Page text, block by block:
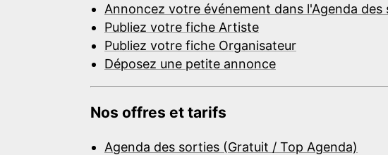
Annoncez votre événement dans l'Agenda des
Publiez votre fiche Artiste
Publiez votre fiche Organisateur
Déposez une petite annonce
Nos offres et tarifs
Agenda des sorties (Gratuit / Top Agenda)